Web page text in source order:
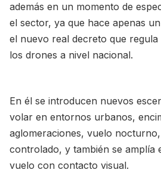
además en un momento de
el sector, ya que hace apenas
el nuevo real decreto que regula
los drones a nivel nacional.
En él se introducen nuevos
volar en entornos urbanos,
aglomeraciones, vuelo
controlado, y también se amplía
vuelo con contacto visual.